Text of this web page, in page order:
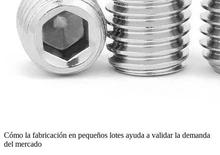
Cómo la fabricación en pequeños lotes ayuda a validar la demanda
del mercado